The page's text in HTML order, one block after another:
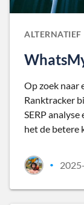
ALTERNATIEF
Op zoek naar
Ranktracker
SERP
het de betere
•